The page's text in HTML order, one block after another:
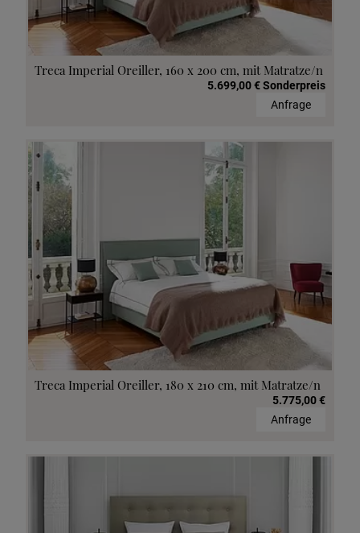
Treca Imperial Oreiller, 160 x 200 cm, mit Matratze/n
5.699,00 € Sonderpreis
Anfrage
Treca Imperial Oreiller, 180 x 210 cm, mit Matratze/n
5.775,00 €
Anfrage